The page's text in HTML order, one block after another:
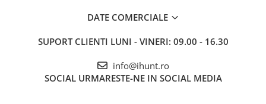
DATE COMERCIALE
SUPORT CLIENTI LUNI - VINERI: 09.00 - 16.30
info@ihunt.ro
SOCIAL URMARESTE-NE IN SOCIAL MEDIA